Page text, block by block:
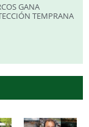
GANA
TEMPRANA